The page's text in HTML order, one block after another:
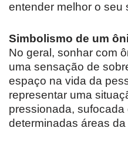
entender melhor o seu
Simbolismo de um
No geral, sonhar com
uma sensação de
espaço na vida da
representar uma
pressionada,
determinadas áreas